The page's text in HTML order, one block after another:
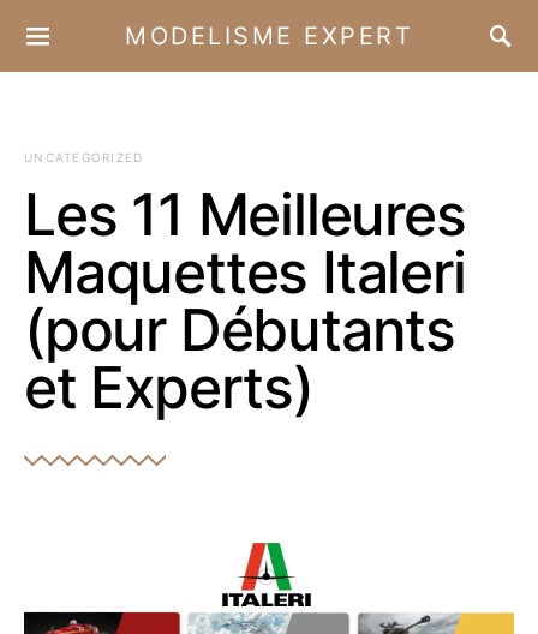
MODELISME EXPERT
UNCATEGORIZED
Les 11 Meilleures
Maquettes Italeri
(pour Débutants
et Experts)